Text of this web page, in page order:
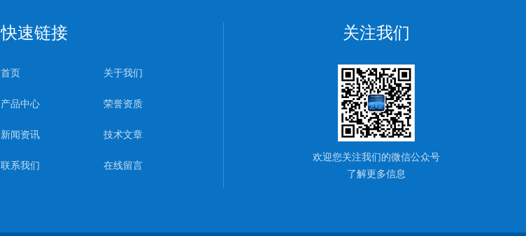
快速链接
首页 关于我们
产品中心 荣誉资质
新闻资讯 技术文章
联系我们 在线留言
关注我们
欢迎您关注我们的微信公众号
了解更多信息